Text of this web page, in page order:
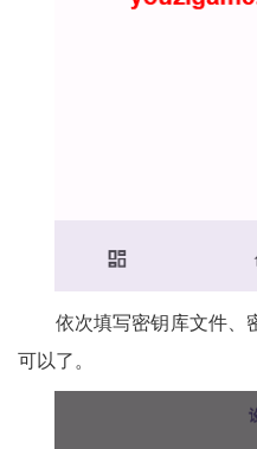
依次填写密钥库文件、
可以了。